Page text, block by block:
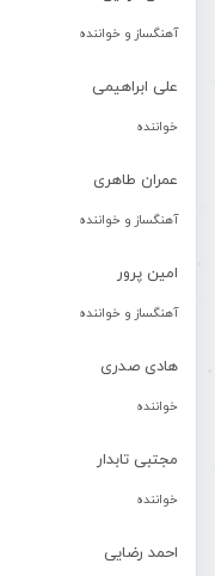
آهنگساز و خواننده
علی ابراهیمی
خواننده
عمران طاهری
آهنگساز و خواننده
امین پرور
آهنگساز و خواننده
هادی صدری
خواننده
مجتبی تابدار
خواننده
احمد رضایی